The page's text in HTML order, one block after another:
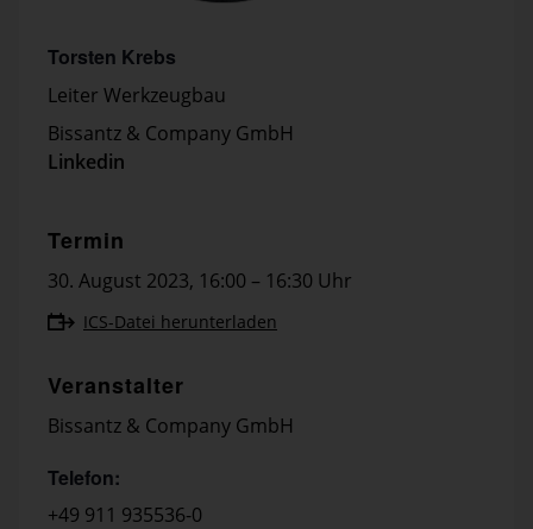
Torsten Krebs
Leiter Werkzeugbau
Bissantz & Company GmbH
Linkedin
Termin
30. August 2023, 16:00 – 16:30 Uhr
ICS-Datei herunterladen
Veranstalter
Bissantz & Company GmbH
Telefon:
+49 911 935536-0